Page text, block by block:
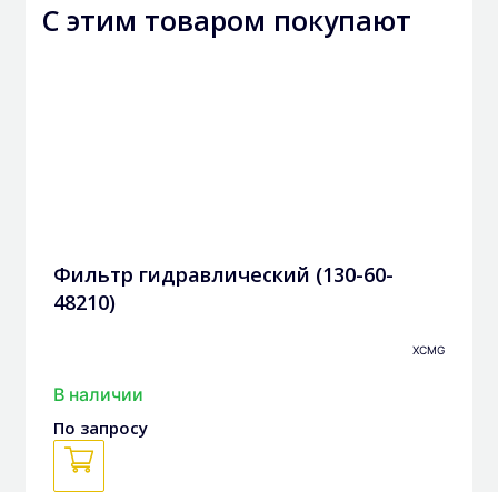
С этим товаром покупают
Фильтр гидравлический (130-60-
48210)
XCMG
В наличии
По запросу